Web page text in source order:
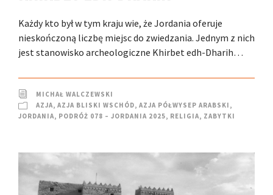
Każdy kto był w tym kraju wie, że Jordania oferuje
nieskończoną liczbę miejsc do zwiedzania. Jednym z nich
jest stanowisko archeologiczne Khirbet edh-Dharih…
MICHAŁ WALCZEWSKI
AZJA, AZJA BLISKI WSCHÓD, AZJA PÓŁWYSEP ARABSKI ,
JORDANIA, PODRÓŻ 078 – JORDANIA 2025, RELIGIA, ZABYTKI